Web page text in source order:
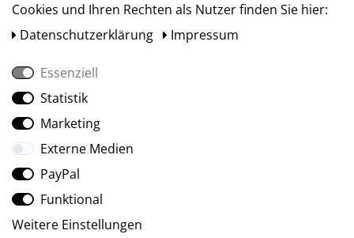
Social Media
Cookies und Ihren Rechten als Nutzer finden Sie hier:
Daten­schutz­erklärung
Impressum
Essenziell
Statistik
Marketing
Externe Medien
PayPal
Funktional
Weitere Einstellungen